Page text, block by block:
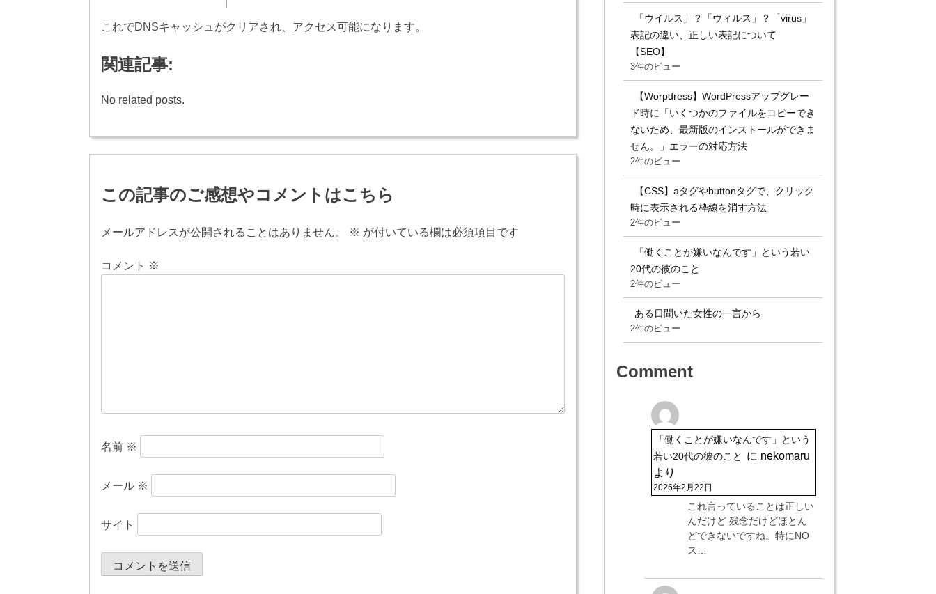
これでDNSキャッシュがクリアされ、アクセス可能になります。
関連記事:
No related posts.
投
ナ
ビ
ゲ
この記事のご感想やコメントはこちら
メールアドレスが公開されることはありません。 ※ が付いている欄は必須項目です
コメント ※
名前 ※
メール ※
サイト
「ウイルス」？「ウィルス」？「virus」
表記の違い、正しい表記について
【SEO】
3件のビュー
【Worpdress】WordPressアップグレー
ド時に「いくつかのファイルをコピーでき
ないため、最新版のインストールができま
せん。」エラーの対応方法
2件のビュー
【CSS】aタグやbuttonタグで、クリック
時に表示される枠線を消す方法
2件のビュー
「働くことが嫌いなんです」という若い
20代の彼のこと
2件のビュー
ある日聞いた女性の一言から
2件のビュー
Comment
「働くことが嫌いなんです」という
若い20代の彼のこと
に nekomaru
より
2026年2月22日
これ言っていることは正しい
んだけど 残念だけどほとん
どできないですね。特にNO
ス…